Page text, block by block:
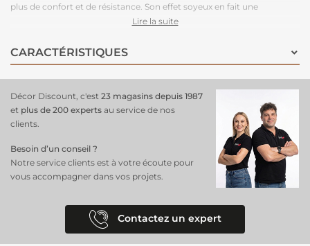
plus de confort et de résistance. Son effet soyeux en fait une
moquette unique dans la gamme.Lire la suite
CARACTÉRISTIQUES
Décor Discount, c'est 23 magasins depuis 1987
et plus de 200 experts au service de nos
clients.
Besoin d’un conseil ?
Notre service clients est à votre écoute pour
vous accompagner dans vos projets.
Contactez un expert